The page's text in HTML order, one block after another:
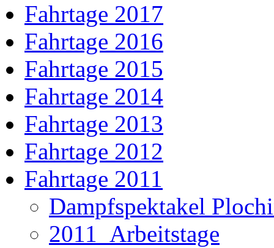
Fahrtage 2017
Fahrtage 2016
Fahrtage 2015
Fahrtage 2014
Fahrtage 2013
Fahrtage 2012
Fahrtage 2011
Dampfspektakel
2011_Arbeitstage